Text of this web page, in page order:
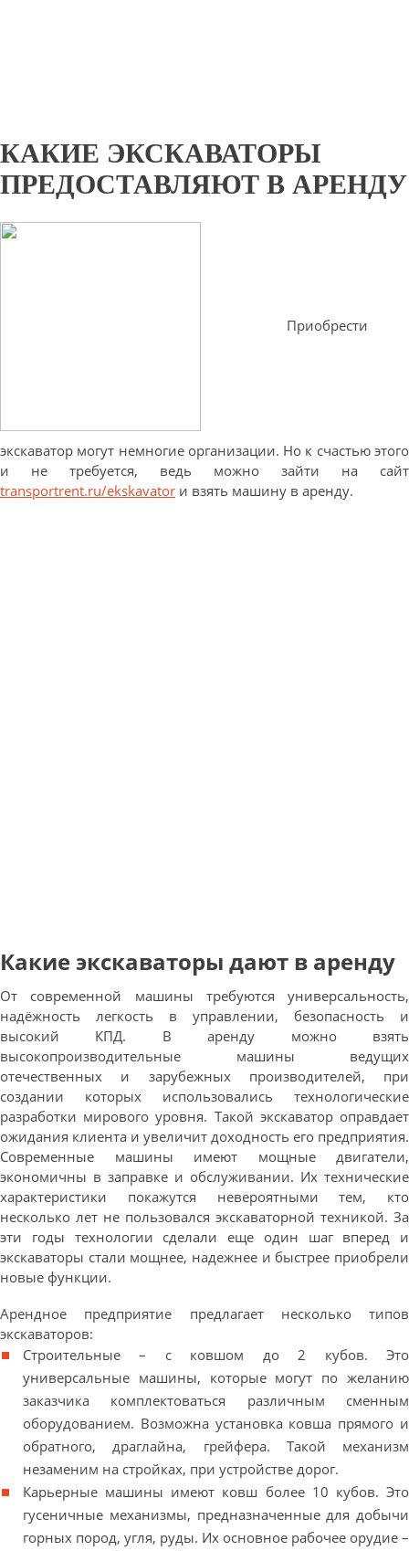
КАКИЕ ЭКСКАВАТОРЫ
ПРЕДОСТАВЛЯЮТ В АРЕНДУ
Приобрести
экскаватор могут немногие организации. Но к счастью этого
и не требуется, ведь можно зайти на сайт
transportrent.ru/ekskavator и взять машину в аренду.
Какие экскаваторы дают в аренду
От современной машины требуются универсальность,
надёжность легкость в управлении, безопасность и
высокий КПД. В аренду можно взять
высокопроизводительные машины ведущих
отечественных и зарубежных производителей, при
создании которых использовались технологические
разработки мирового уровня. Такой экскаватор оправдает
ожидания клиента и увеличит доходность его предприятия.
Современные машины имеют мощные двигатели,
экономичны в заправке и обслуживании. Их технические
характеристики покажутся невероятными тем, кто
несколько лет не пользовался экскаваторной техникой. За
эти годы технологии сделали еще один шаг вперед и
экскаваторы стали мощнее, надежнее и быстрее приобрели
новые функции.
Арендное предприятие предлагает несколько типов
экскаваторов:
Строительные – с ковшом до 2 кубов. Это
универсальные машины, которые могут по желанию
заказчика комплектоваться различным сменным
оборудованием. Возможна установка ковша прямого и
обратного, драглайна, грейфера. Такой механизм
незаменим на стройках, при устройстве дорог.
Карьерные машины имеют ковш более 10 кубов. Это
гусеничные механизмы, предназначенные для добычи
горных пород, угля, руды. Их основное рабочее орудие –